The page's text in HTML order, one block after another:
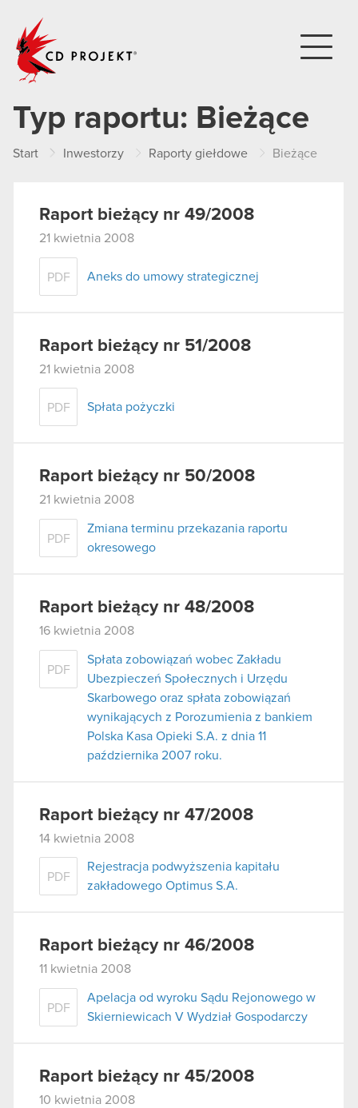
Typ raportu: Bieżące
Start Inwestorzy Raporty giełdowe Bieżące
Raport bieżący nr 49/2008
21 kwietnia 2008
PDF Aneks do umowy strategicznej
Raport bieżący nr 51/2008
21 kwietnia 2008
PDF Spłata pożyczki
Raport bieżący nr 50/2008
21 kwietnia 2008
PDF
Zmiana terminu przekazania raportu
okresowego
Raport bieżący nr 48/2008
16 kwietnia 2008
PDF
Spłata zobowiązań wobec Zakładu
Ubezpieczeń Społecznych i Urzędu
Skarbowego oraz spłata zobowiązań
wynikających z Porozumienia z bankiem
Polska Kasa Opieki S.A. z dnia 11
października 2007 roku.
Raport bieżący nr 47/2008
14 kwietnia 2008
PDF
Rejestracja podwyższenia kapitału
zakładowego Optimus S.A.
Raport bieżący nr 46/2008
11 kwietnia 2008
PDF
Apelacja od wyroku Sądu Rejonowego w
Skierniewicach V Wydział Gospodarczy
Raport bieżący nr 45/2008
10 kwietnia 2008